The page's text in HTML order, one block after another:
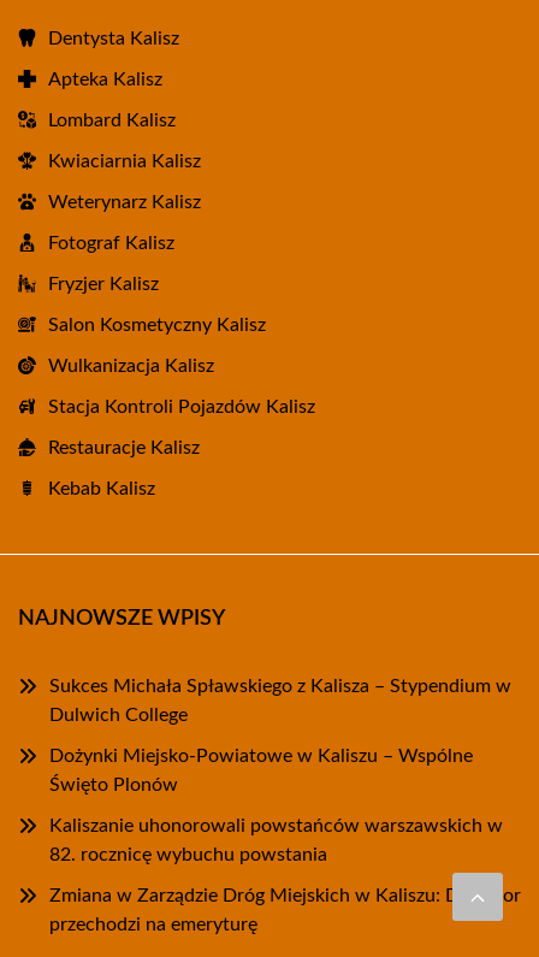
Dentysta Kalisz
Apteka Kalisz
Lombard Kalisz
Kwiaciarnia Kalisz
Weterynarz Kalisz
Fotograf Kalisz
Fryzjer Kalisz
Salon Kosmetyczny Kalisz
Wulkanizacja Kalisz
Stacja Kontroli Pojazdów Kalisz
Restauracje Kalisz
Kebab Kalisz
NAJNOWSZE WPISY
Sukces Michała Spławskiego z Kalisza – Stypendium w
Dulwich College
Dożynki Miejsko-Powiatowe w Kaliszu – Wspólne
Święto Plonów
Kaliszanie uhonorowali powstańców warszawskich w
82. rocznicę wybuchu powstania
Zmiana w Zarządzie Dróg Miejskich w Kaliszu: Dyrektor
przechodzi na emeryturę